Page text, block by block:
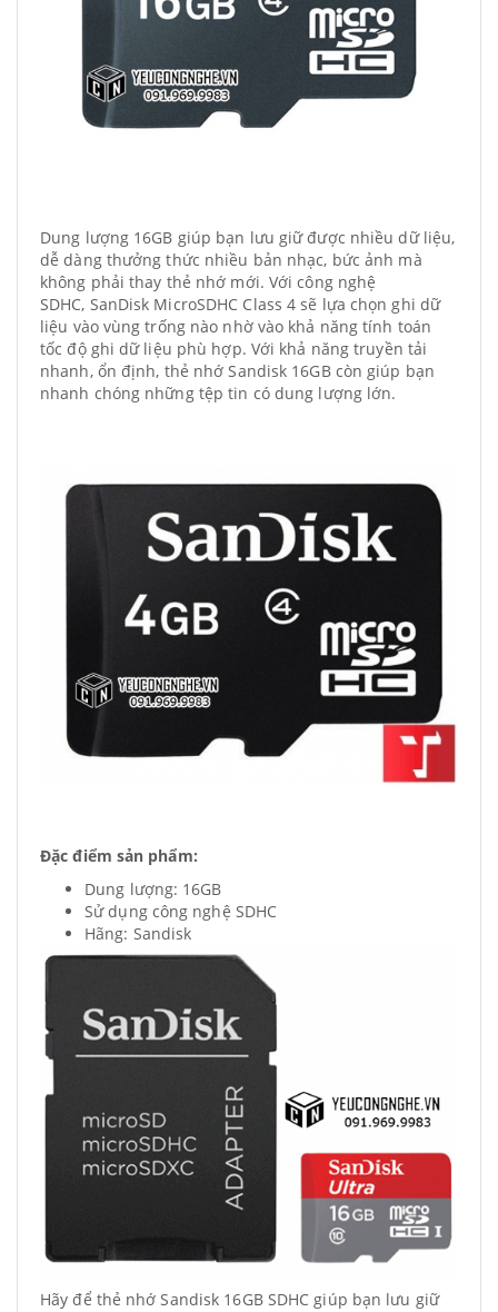
Dung lượng 16GB giúp bạn lưu giữ được nhiều dữ liệu,
dễ dàng thưởng thức nhiều bản nhạc, bức ảnh mà
không phải thay thẻ nhớ mới. Với công nghệ
SDHC, SanDisk MicroSDHC Class 4 sẽ lựa chọn ghi dữ
liệu vào vùng trống nào nhờ vào khả năng tính toán
tốc độ ghi dữ liệu phù hợp. Với khả năng truyền tải
nhanh, ổn định, thẻ nhớ Sandisk 16GB còn giúp bạn
nhanh chóng những tệp tin có dung lượng lớn.
Đặc điểm sản phẩm:
Dung lượng: 16GB
Sử dụng công nghệ SDHC
Hãng: Sandisk
Hãy để thẻ nhớ Sandisk 16GB SDHC giúp bạn lưu giữ